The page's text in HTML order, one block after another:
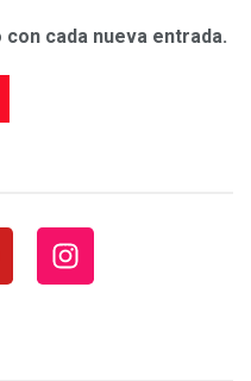
cada nueva entrada.